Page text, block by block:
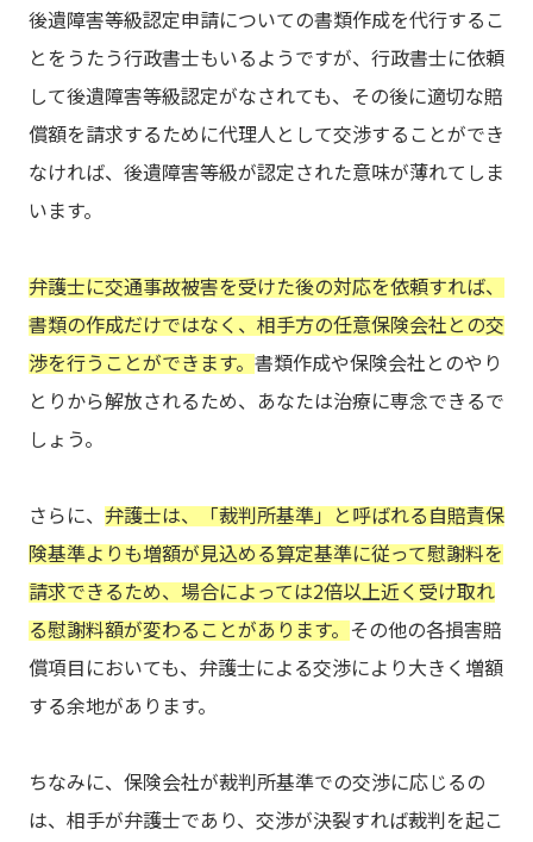
後遺障害等級認定申請についての書類作成を代行するこ
とをうたう行政書士もいるようですが、行政書士に依頼
して後遺障害等級認定がなされても、その後に適切な賠
償額を請求するために代理人として交渉することができ
なければ、後遺障害等級が認定された意味が薄れてしま
います。
弁護士に交通事故被害を受けた後の対応を依頼すれば、
書類の作成だけではなく、相手方の任意保険会社との交
渉を行うことができます。書類作成や保険会社とのやり
とりから解放されるため、あなたは治療に専念できるで
しょう。
さらに、 弁護士は、「裁判所基準」と呼ばれる自賠責保
険基準よりも増額が見込める算定基準に従って慰謝料を
請求できるため、場合によっては2倍以上近く受け取れ
る慰謝料額が変わることがあります。その他の各損害賠
償項目においても、弁護士による交渉により大きく増額
する余地があります。
ちなみに、保険会社が裁判所基準での交渉に応じるの
は、相手が弁護士であり、交渉が決裂すれば裁判を起こ